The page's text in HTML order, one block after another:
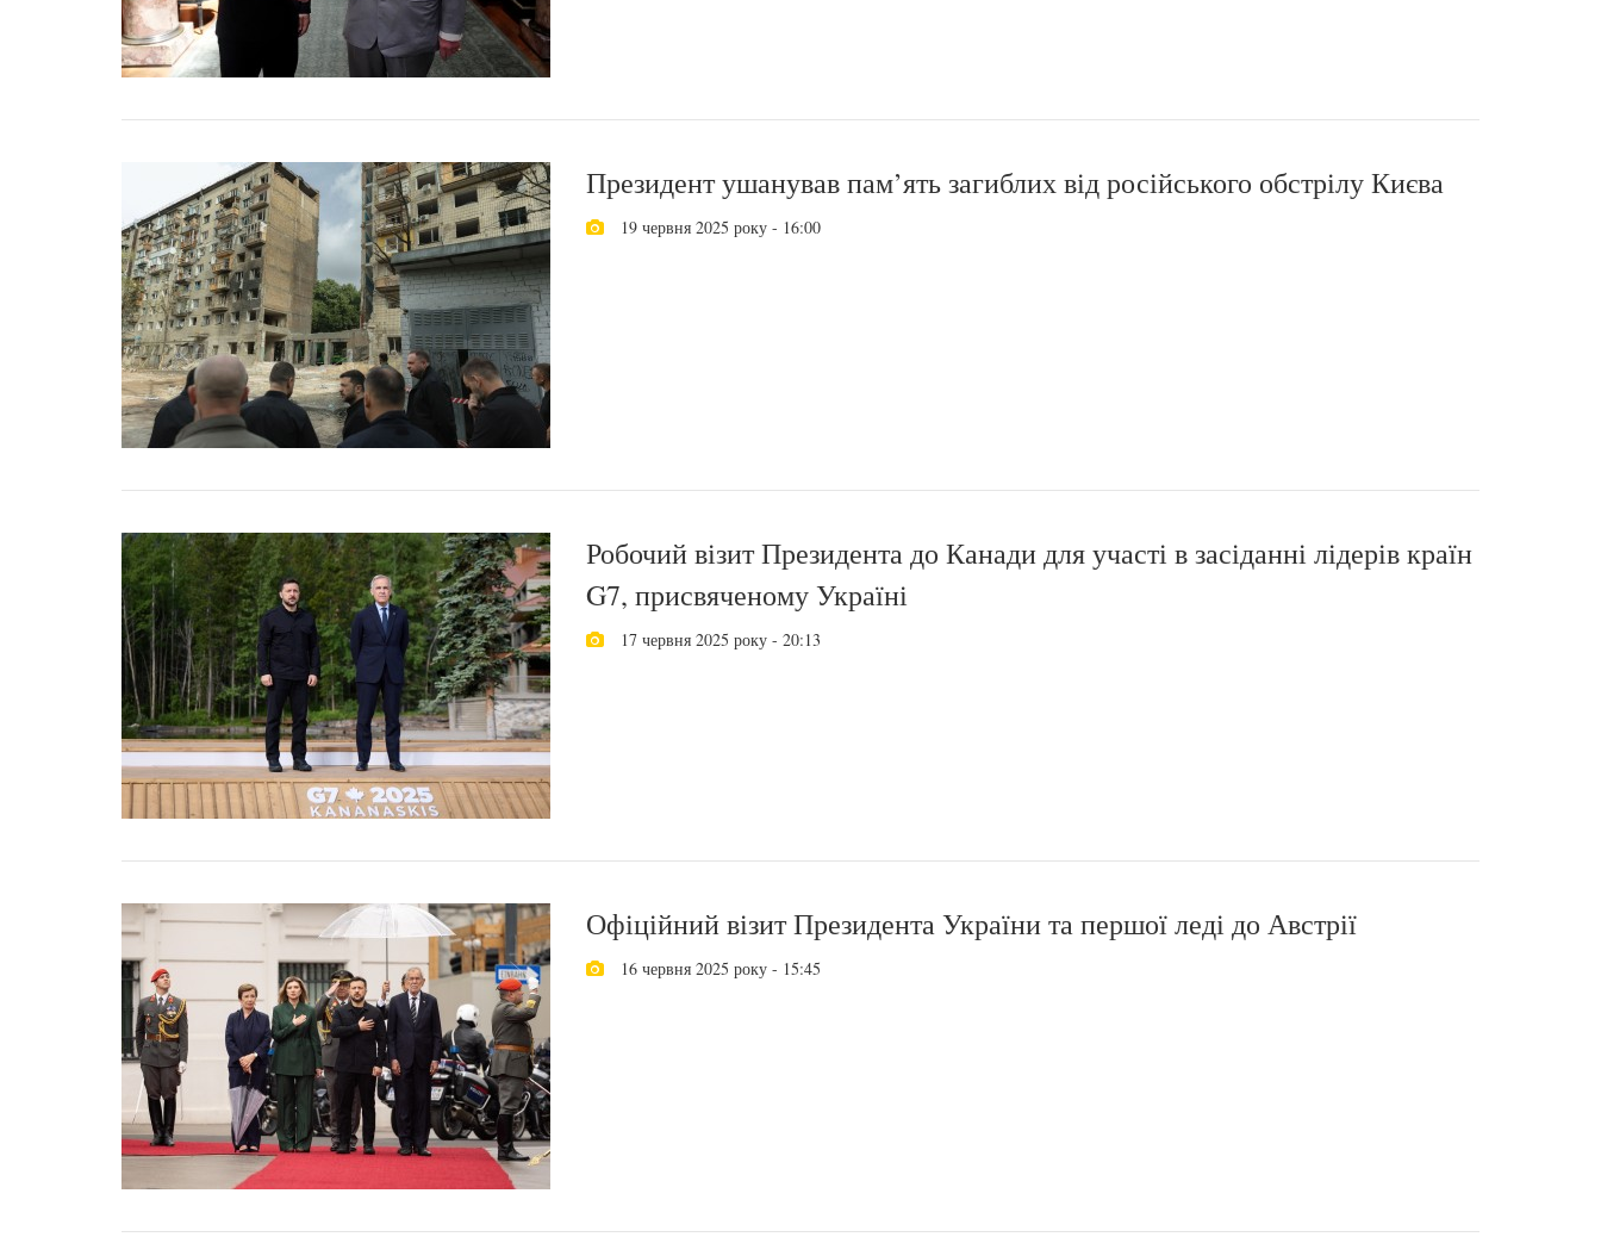
Президент ушанував пам’ять загиблих від російського обстрілу Києва
19 червня 2025 року - 16:00
Робочий візит Президента до Канади для участі в засіданні лідерів країн
G7, присвяченому Україні
17 червня 2025 року - 20:13
Офіційний візит Президента України та першої леді до Австрії
16 червня 2025 року - 15:45